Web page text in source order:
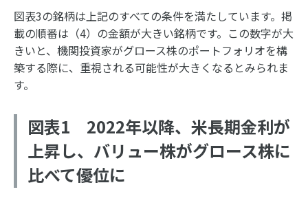
図表3の銘柄は上記のすべての条件を満たしています。掲
載の順番は（4）の金額が大きい銘柄です。この数字が大
きいと、機関投資家がグロース株のポートフォリオを構
築する際に、重視される可能性が大きくなるとみられま
す。
図表1 2022年以降、米長期金利が
上昇し、バリュー株がグロース株に
比べて優位に